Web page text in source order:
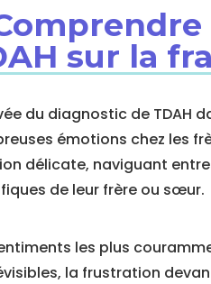
sur la
du diagnostic de TDAH
émotions chez les
délicate, naviguant
de leur frère ou sœur.
les plus
la frustration